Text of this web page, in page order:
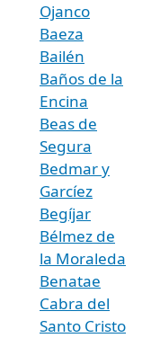
Ojanco
Baeza
Bailén
Baños de la
Encina
Beas de
Segura
Bedmar y
Garcíez
Begíjar
Bélmez de
la Moraleda
Benatae
Cabra del
Santo Cristo